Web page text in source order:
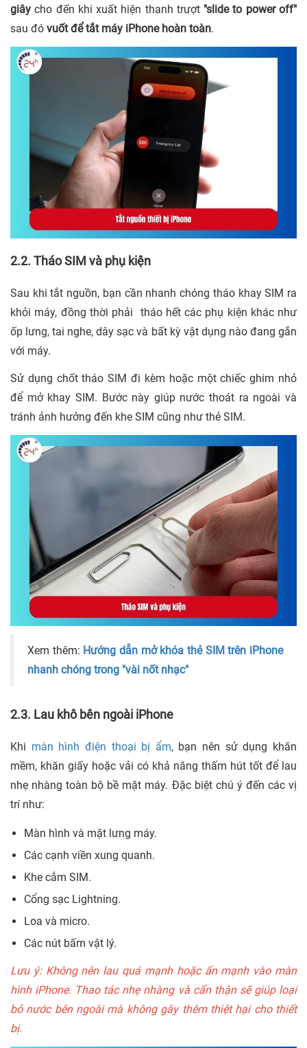
giây cho đến khi xuất hiện thanh trượt "slide to power off"
sau đó vuốt để tắt máy iPhone hoàn toàn.
2.2. Tháo SIM và phụ kiện
Sau khi tắt nguồn, bạn cần nhanh chóng tháo khay SIM ra
khỏi máy, đồng thời phải tháo hết các phụ kiện khác như
ốp lưng, tai nghe, dây sạc và bất kỳ vật dụng nào đang gắn
với máy.
Sử dụng chốt tháo SIM đi kèm hoặc một chiếc ghim nhỏ
để mở khay SIM. Bước này giúp nước thoát ra ngoài và
tránh ảnh hưởng đến khe SIM cũng như thẻ SIM.
Xem thêm: Hướng dẫn mở khóa thẻ SIM trên iPhone
nhanh chóng trong "vài nốt nhạc"
2.3. Lau khô bên ngoài iPhone
Khi màn hình điện thoại bị ẩm, bạn nên sử dụng khăn
mềm, khăn giấy hoặc vải có khả năng thấm hút tốt để lau
nhẹ nhàng toàn bộ bề mặt máy. Đặc biệt chú ý đến các vị
trí như:
Màn hình và mặt lưng máy.
Các cạnh viền xung quanh.
Khe cắm SIM.
Cổng sạc Lightning.
Loa và micro.
Các nút bấm vật lý.
Lưu ý: Không nên lau quá mạnh hoặc ấn mạnh vào màn
hình iPhone. Thao tác nhẹ nhàng và cẩn thận sẽ giúp loại
bỏ nước bên ngoài mà không gây thêm thiệt hại cho thiết
bị.